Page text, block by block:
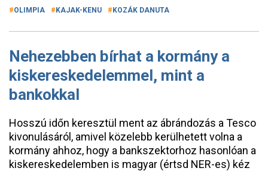
OLIMPIA KAJAK-KENU KOZÁK DANUTA
Nehezebben bírhat a kormány a
kiskereskedelemmel, mint a
bankokkal
Hosszú időn keresztül ment az ábrándozás a Tesco
kivonulásáról, amivel közelebb kerülhetett volna a
kormány ahhoz, hogy a bankszektorhoz hasonlóan a
kiskereskedelemben is magyar (értsd NER-es) kéz